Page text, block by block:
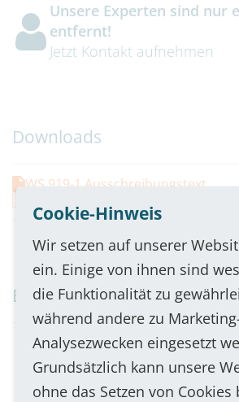
Frequenzbereich
als Add-on verfügbar:
- PCM44 / 21 kHz
Richtcharakteristik: omnidirektional
-65 dB +/-3 (0 dB = 1 V/pa 1 kHz)
Besprechungsabstand bis zu 8 m
(je nach Raum und
Verstärkerleistung
Unsere Experten sind nur
entfernt!
Jetzt Kontakt aufnehmen
Downloads
WS 919-1 Ausschreibungstext
Empfohlenes Zubehör
100V-Übertrager
Cookie-Hinweis
Wir setzen auf unserer
ein. Einige von ihnen sind
die Funktionalität zu
während andere zu
Analysezwecken eingesetzt
Grundsätzlich kann unsere
ohne das Setzen von Cookies